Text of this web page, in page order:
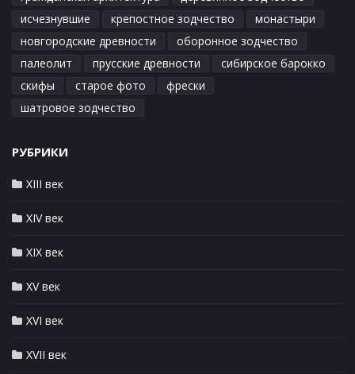
исчезнувшие
крепостное зодчество
монастыри
новгородские древности
оборонное зодчество
палеолит
прусские древности
сибирское барокко
скифы
старое фото
фрески
шатровое зодчество
РУБРИКИ
XIII век
XIV век
XIX век
XV век
XVI век
XVII век